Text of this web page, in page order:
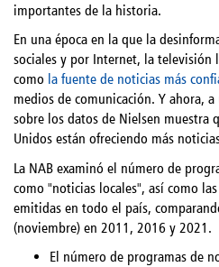
importantes de la historia.
En una época en la que la
sociales y por Internet, la televisión
como la fuente de noticias más
medios de comunicación. Y ahora,
sobre los datos de Nielsen muestra
Unidos están ofreciendo más
La NAB examinó el número de
como "noticias locales", así como
emitidas en todo el país,
(noviembre) en 2011, 2016 y 2021.
El número de programas de